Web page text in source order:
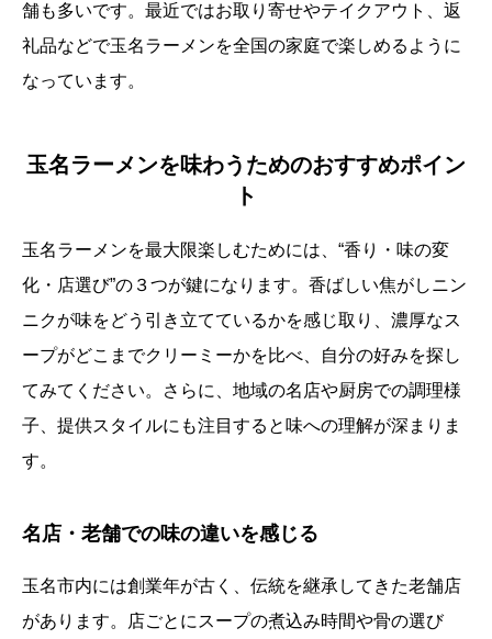
舗も多いです。最近ではお取り寄せやテイクアウト、返
礼品などで玉名ラーメンを全国の家庭で楽しめるように
なっています。
玉名ラーメンを味わうためのおすすめポイン
ト
玉名ラーメンを最大限楽しむためには、“香り・味の変
化・店選び”の３つが鍵になります。香ばしい焦がしニン
ニクが味をどう引き立てているかを感じ取り、濃厚なス
ープがどこまでクリーミーかを比べ、自分の好みを探し
てみてください。さらに、地域の名店や厨房での調理様
子、提供スタイルにも注目すると味への理解が深まりま
す。
名店・老舗での味の違いを感じる
玉名市内には創業年が古く、伝統を継承してきた老舗店
があります。店ごとにスープの煮込み時間や骨の選び